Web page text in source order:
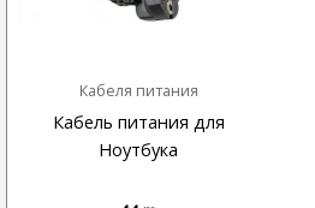
Кабеля питания
Кабель питания для
Ноутбука